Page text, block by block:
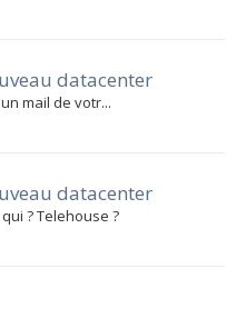
datacenter
mail de votr...
datacenter
? Telehouse ?